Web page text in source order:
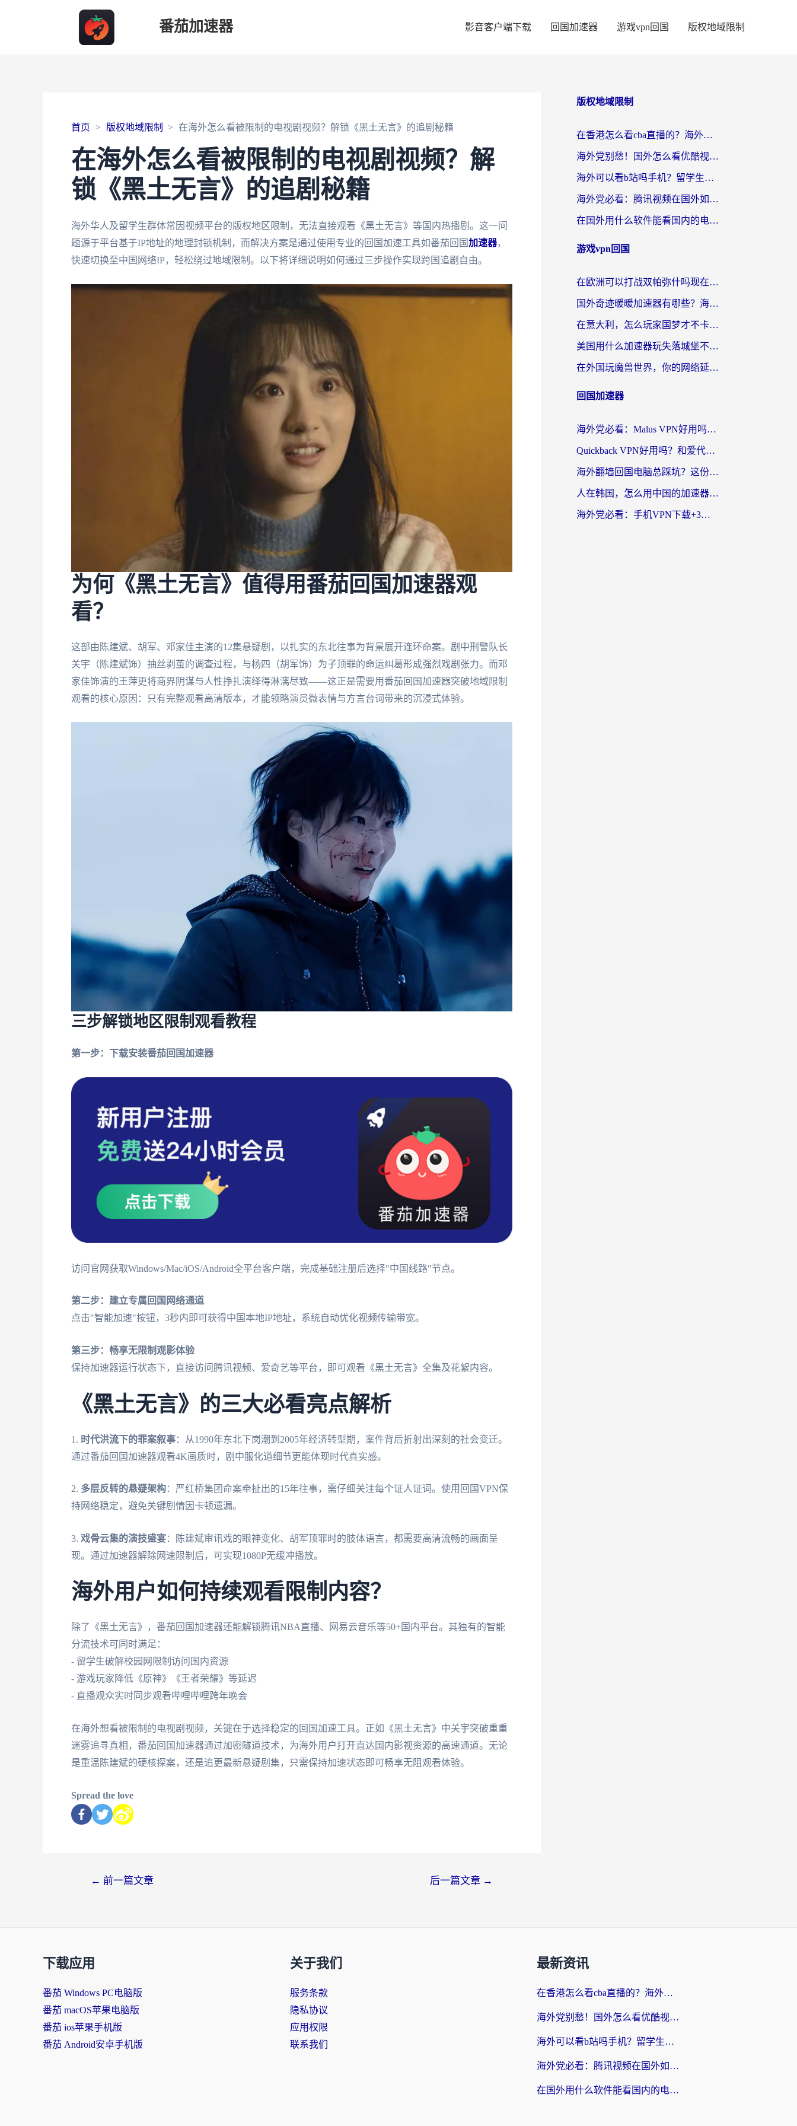
番茄加速器 影音客户端下载 回国加速器 游戏vpn回国 版权地域限制
首页 版权地域限制 在海外怎么看被限制的电视剧视频？解锁《黑土无言》的追剧秘籍
在海外怎么看被限制的电视剧视频？解
锁《黑土无言》的追剧秘籍
海外华人及留学生群体常因视频平台的版权地区限制，无法直接观看《黑土无言》等国内热播剧。这一问
题源于平台基于IP地址的地理封锁机制，而解决方案是通过使用专业的回国加速工具如番茄回国加速器，
快速切换至中国网络IP，轻松绕过地域限制。以下将详细说明如何通过三步操作实现跨国追剧自由。
为何《黑土无言》值得用番茄回国加速器观
看？
这部由陈建斌、胡军、邓家佳主演的12集悬疑剧，以扎实的东北往事为背景展开连环命案。剧中刑警队长
关宇（陈建斌饰）抽丝剥茧的调查过程，与杨四（胡军饰）为子顶罪的命运纠葛形成强烈戏剧张力。而邓
家佳饰演的王萍更将商界阴谋与人性挣扎演绎得淋漓尽致——这正是需要用番茄回国加速器突破地域限制
观看的核心原因：只有完整观看高清版本，才能领略演员微表情与方言台词带来的沉浸式体验。
三步解锁地区限制观看教程
第一步：下载安装番茄回国加速器
访问官网获取Windows/Mac/iOS/Android全平台客户端，完成基础注册后选择"中国线路"节点。
第二步：建立专属回国网络通道
点击"智能加速"按钮，3秒内即可获得中国本地IP地址，系统自动优化视频传输带宽。
第三步：畅享无限制观影体验
保持加速器运行状态下，直接访问腾讯视频、爱奇艺等平台，即可观看《黑土无言》全集及花絮内容。
《黑土无言》的三大必看亮点解析
1. 时代洪流下的罪案叙事：从1990年东北下岗潮到2005年经济转型期，案件背后折射出深刻的社会变迁。
通过番茄回国加速器观看4K画质时，剧中服化道细节更能体现时代真实感。
2. 多层反转的悬疑架构：严红桥集团命案牵扯出的15年往事，需仔细关注每个证人证词。使用回国VPN保
持网络稳定，避免关键剧情因卡顿遗漏。
3. 戏骨云集的演技盛宴：陈建斌审讯戏的眼神变化、胡军顶罪时的肢体语言，都需要高清流畅的画面呈
现。通过加速器解除网速限制后，可实现1080P无缓冲播放。
海外用户如何持续观看限制内容？
除了《黑土无言》，番茄回国加速器还能解锁腾讯NBA直播、网易云音乐等50+国内平台。其独有的智能
分流技术可同时满足：
- 留学生破解校园网限制访问国内资源
- 游戏玩家降低《原神》《王者荣耀》等延迟
- 直播观众实时同步观看哔哩哔哩跨年晚会
在海外想看被限制的电视剧视频，关键在于选择稳定的回国加速工具。正如《黑土无言》中关宇突破重重
迷雾追寻真相，番茄回国加速器通过加密隧道技术，为海外用户打开直达国内影视资源的高速通道。无论
是重温陈建斌的硬核探案，还是追更最新悬疑剧集，只需保持加速状态即可畅享无阻观看体验。
Spread the love
← 前一篇文章 后一篇文章 →
版权地域限制
在香港怎么看cba直播的？海外党体育观赛终极指南：告别版权限制，畅享中文解说
海外党别愁！国外怎么看优酷视频？一招解决追剧、看直播难题
海外可以看b站吗手机？留学生亲测有效的回国加速指南
海外党必看：腾讯视频在国外如何解除地域限制？附优酷咪咕使用指南
在国外用什么软件能看国内的电视剧啊？留学生亲测有效的回国加速方案
游戏vpn回国
在欧洲可以打战双帕弥什吗现在？跨越延迟墙的实战指南
国外奇迹暖暖加速器有哪些？海外党国服游戏畅玩终极指南（附亲测推荐）
在意大利，怎么玩家国梦才不卡？这份终极加速指南请收好
美国用什么加速器玩失落城堡不卡？海外党亲测有效的国服游戏加速指南
在外国玩魔兽世界，你的网络延迟是最大的敌人
回国加速器
海外党必看：Malus VPN好用吗？和迅猛兔VPN对比哪个回国效果更好？附真实体验与避坑指南
Quickback VPN好用吗？和爱代理VPN对比哪个回国效果更好？
海外翻墙回国电脑总踩坑？这份实测指南帮你选对加速器（附ChickCNinitapMalus对比）
人在韩国，怎么用中国的加速器刷剧打游戏？这份真实体验指南给你答案
海外党必看：手机VPN下载+3步选对回国加速器，无缝刷国内资源不再愁
下载应用
番茄 Windows PC电脑版
番茄 macOS苹果电脑版
番茄 ios苹果手机版
番茄 Android安卓手机版
关于我们
服务条款
隐私协议
应用权限
联系我们
最新资讯
在香港怎么看cba直播的？海外党体育观赛终极指南：告别版权限制，畅享中文解说
海外党别愁！国外怎么看优酷视频？一招解决追剧、看直播难题
海外可以看b站吗手机？留学生亲测有效的回国加速指南
海外党必看：腾讯视频在国外如何解除地域限制？附优酷咪咕使用指南
在国外用什么软件能看国内的电视剧啊？留学生亲测有效的回国加速方案